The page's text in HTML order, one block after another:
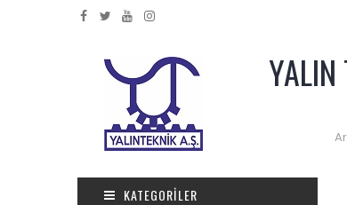
YALIN
KATEGORILER